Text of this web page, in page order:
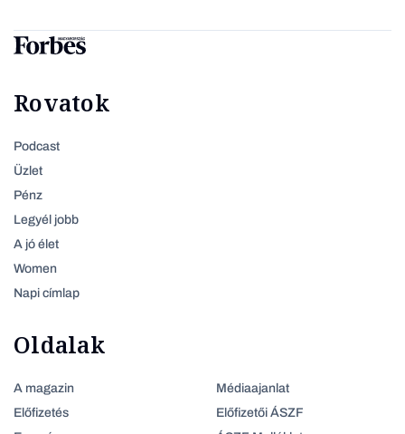
Rovatok
Podcast
Üzlet
Pénz
Legyél jobb
A jó élet
Women
Napi címlap
Oldalak
A magazin
Előfizetés
Médiaajanlat
Előfizetői ÁSZF